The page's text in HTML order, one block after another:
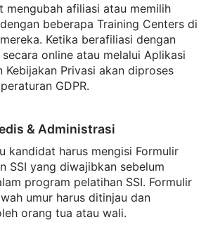
mengubah afiliasi atau memilih
beberapa Training Centers di
Ketika berafiliasi dengan
online atau melalui Aplikasi
Kebijakan Privasi akan diproses
GDPR.
& Administrasi
kandidat harus mengisi Formulir
SSI yang diwajibkan sebelum
program pelatihan SSI. Formulir
umur harus ditinjau dan
orang tua atau wali.